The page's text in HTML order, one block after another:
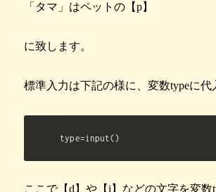
「タマ」はペットの【p】
に致します。
標準入力は下記の様に、変数typeに代
type=input()
ここで【d】や【i】などの文字を変数